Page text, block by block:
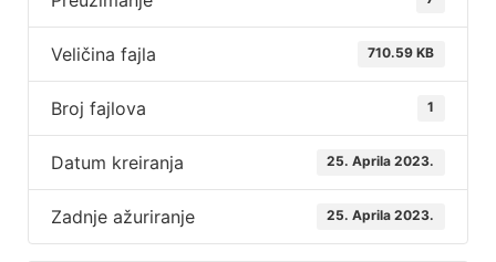
Veličina fajla 710.59 KB
Broj fajlova 1
Datum kreiranja 25. Aprila 2023.
Zadnje ažuriranje 25. Aprila 2023.